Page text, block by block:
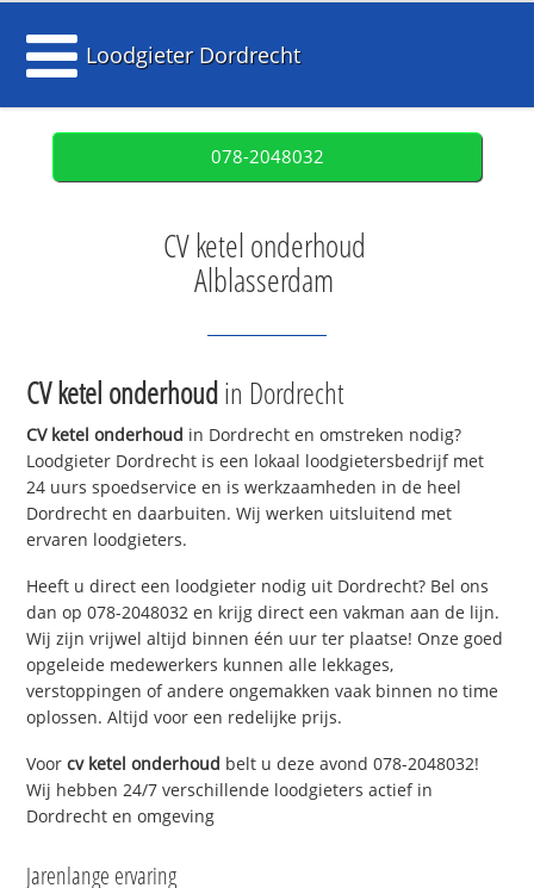
Loodgieter Dordrecht
078-2048032
CV ketel onderhoud
Alblasserdam
CV ketel onderhoudin Dordrecht
CV ketel onderhoud in Dordrecht en omstreken nodig?
Loodgieter Dordrecht is een lokaal loodgietersbedrijf met
24 uurs spoedservice en is werkzaamheden in de heel
Dordrecht en daarbuiten. Wij werken uitsluitend met
ervaren loodgieters.
Heeft u direct een loodgieter nodig uit Dordrecht? Bel ons
dan op 078-2048032 en krijg direct een vakman aan de lijn.
Wij zijn vrijwel altijd binnen één uur ter plaatse! Onze goed
opgeleide medewerkers kunnen alle lekkages,
verstoppingen of andere ongemakken vaak binnen no time
oplossen. Altijd voor een redelijke prijs.
Voorcv ketel onderhoud belt u deze avond 078-2048032!
Wij hebben 24/7 verschillende loodgieters actief in
Dordrecht en omgeving
Jarenlange ervaring